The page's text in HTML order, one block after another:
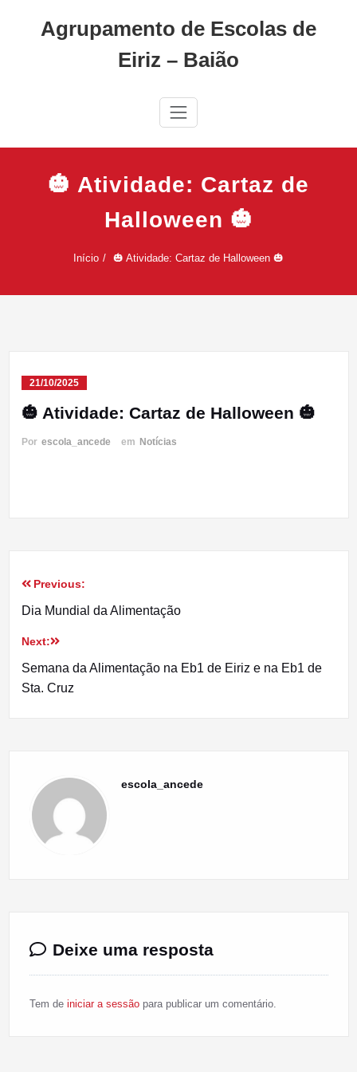
Agrupamento de Escolas de
Eiriz – Baião
🎃 Atividade: Cartaz de
Halloween 🎃
Início 🎃 Atividade: Cartaz de Halloween 🎃
21/10/2025
🎃 Atividade: Cartaz de Halloween 🎃
Por escola_ancede em Notícias
Navegação
artigos
Previous:
Dia Mundial da Alimentação
Next:
Semana da Alimentação na Eb1 de Eiriz e na Eb1 de
Sta. Cruz
escola_ancede
Deixe uma resposta
Tem de iniciar a sessãopara publicar um comentário.